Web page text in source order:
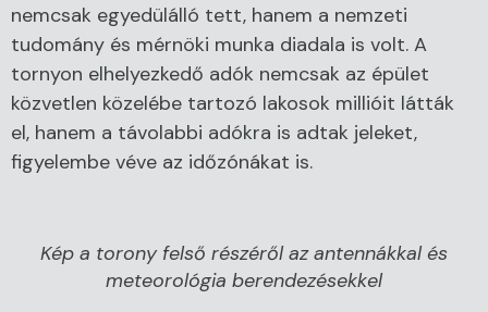
nemcsak egyedülálló tett, hanem a nemzeti
tudomány és mérnöki munka diadala is volt. A
tornyon elhelyezkedő adók nemcsak az épület
közvetlen közelébe tartozó lakosok millióit látták
el, hanem a távolabbi adókra is adtak jeleket,
figyelembe véve az időzónákat is.
Kép a torony felső részéről az antennákkal és
meteorológia berendezésekkel